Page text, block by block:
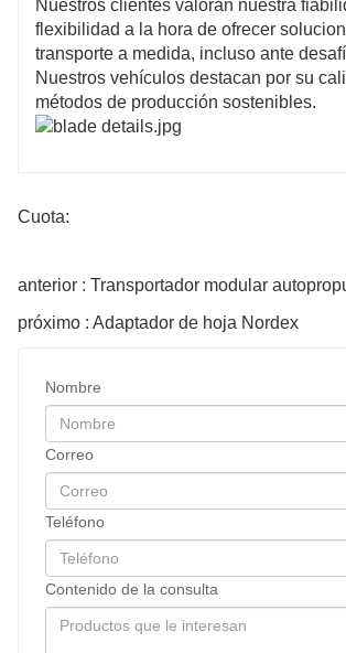
Nuestros clientes valoran nuestra
flexibilidad a la hora de ofrecer
transporte a medida, incluso ante
Nuestros vehículos destacan por su
métodos de producción sostenibles.
Cuota:
anterior : Transportador modular
próximo : Adaptador de hoja Nordex
Nombre
Correo
Teléfono
Contenido de la consulta